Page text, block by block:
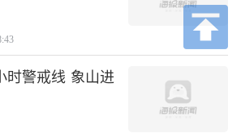
时警戒线 象山进